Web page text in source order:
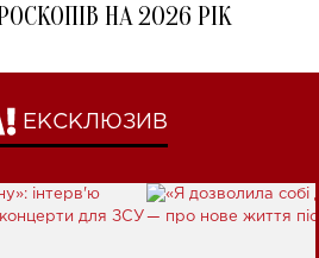
НА 2026 РІК
ЕКСКЛЮЗИВ